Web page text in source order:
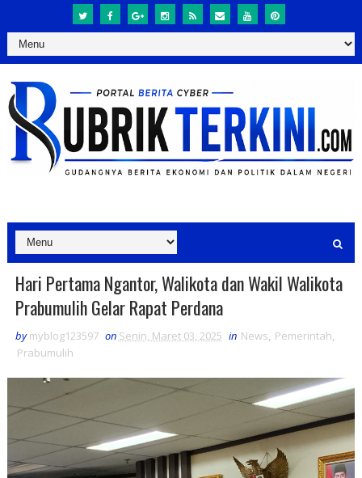
Hari Pertama Ngantor, Walikota dan Wakil Walikota
Prabumulih Gelar Rapat Perdana
by myblog123597 on Senin, Maret 03, 2025 in News, Pemerintah,
Prabumulih